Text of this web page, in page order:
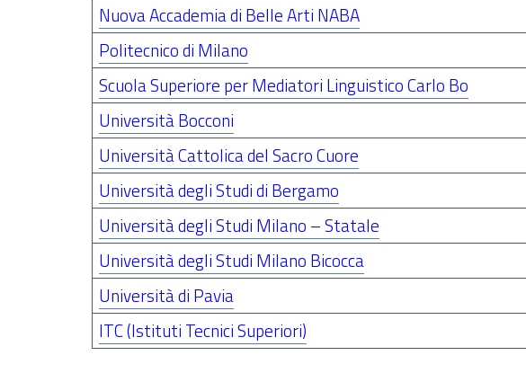
Nuova Accademia di Belle Arti NABA
Politecnico di Milano
Scuola Superiore per Mediatori Linguistico Carlo Bo
Università Bocconi
Università Cattolica del Sacro Cuore
Università degli Studi di Bergamo
Università degli Studi Milano – Statale
Università degli Studi Milano Bicocca
Università di Pavia
ITC (Istituti Tecnici Superiori)